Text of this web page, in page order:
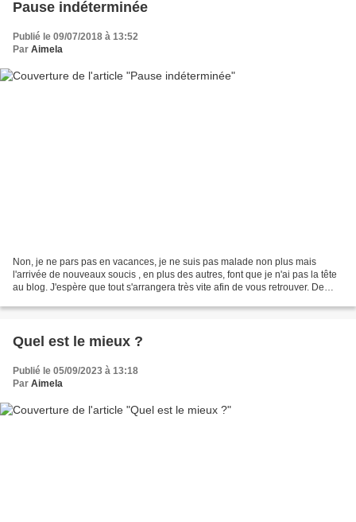
Pause indéterminée
Publié le 09/07/2018 à 13:52
Par Aimela
Non, je ne pars pas en vacances, je ne suis pas malade non plus mais
l'arrivée de nouveaux soucis , en plus des autres, font que je n'ai pas la tête
au blog. J'espère que tout s'arrangera très vite afin de vous retrouver. De
Quel est le mieux ?
Publié le 05/09/2023 à 13:18
Par Aimela